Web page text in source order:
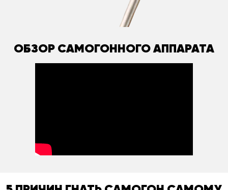
ОБЗОР САМОГОННОГО АППАРАТА